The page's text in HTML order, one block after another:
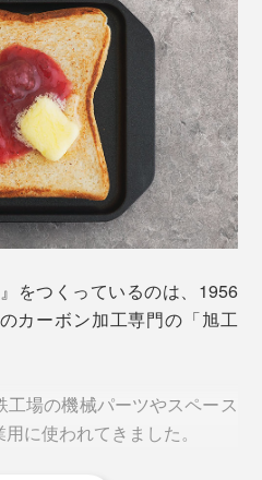
パンが持っている水分を活
れるというわけです。
てのおいしさが復活。
の断面がプレートにつくよ
イメージで焼いてください。
された実績もあるお墨付きで
たっぷり。網だとくっつき
持ち運びには鍋つかみを使
をつくっているのは、1956
カーボン加工専門の「旭工
場の機械パーツやスペース
に使われてきました。